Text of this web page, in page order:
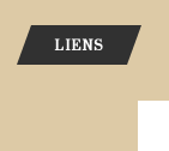
LIENS